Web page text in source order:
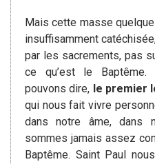
Mais cette masse
insuffisamment
par les sacrements, pas
ce qu’est le Baptême.
pouvons dire, le premier
qui nous fait vivre
dans notre âme, dans
sommes jamais assez
Baptême. Saint Paul